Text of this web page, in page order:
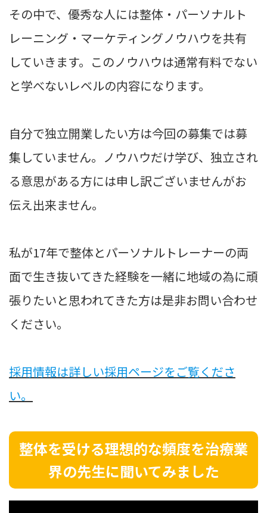
その中で、優秀な人には整体・パーソナルト
レーニング・マーケティングノウハウを共有
していきます。このノウハウは通常有料でない
と学べないレベルの内容になります。
自分で独立開業したい方は今回の募集では募
集していません。ノウハウだけ学び、独立され
る意思がある方には申し訳ございませんがお
伝え出来ません。
私が17年で整体とパーソナルトレーナーの両
面で生き抜いてきた経験を一緒に地域の為に頑
張りたいと思われてきた方は是非お問い合わせ
ください。
採用情報は詳しい採用ページをご覧くださ
い。
整体を受ける理想的な頻度を治療業
界の先生に聞いてみました